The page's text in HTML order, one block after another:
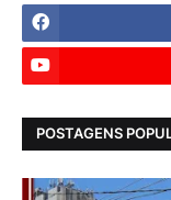
POSTAGENS